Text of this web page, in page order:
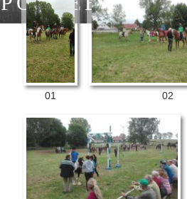
01 02